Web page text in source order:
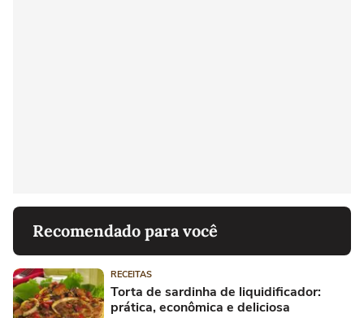
Recomendado para você
RECEITAS
Torta de sardinha de liquidificador:
prática, econômica e deliciosa